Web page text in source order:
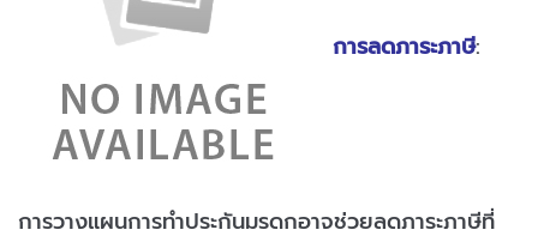
การลดภาระภาษี:
การวางแผนการทำประกันมรดกอาจช่วยลดภาระภาษีที่